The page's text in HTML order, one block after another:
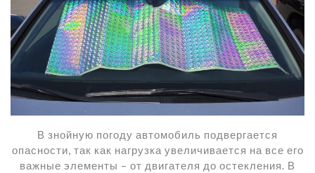
В знойную погоду автомобиль подвергается
опасности, так как нагрузка увеличивается на все его
важные элементы – от двигателя до остекления. В